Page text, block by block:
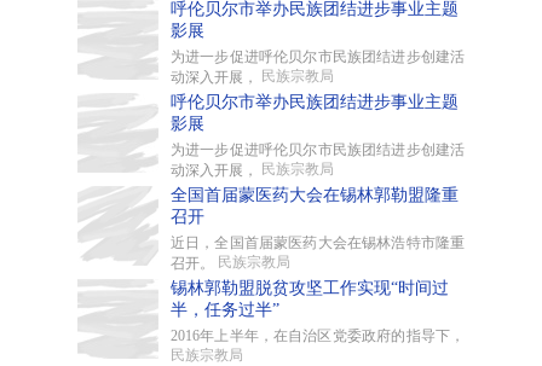
呼伦贝尔市举办民族团结进步事业主题
影展
为进一步促进呼伦贝尔市民族团结进步创建活
动深入开展，
民族宗教局
呼伦贝尔市举办民族团结进步事业主题
影展
为进一步促进呼伦贝尔市民族团结进步创建活
动深入开展，
民族宗教局
全国首届蒙医药大会在锡林郭勒盟隆重
召开
近日，全国首届蒙医药大会在锡林浩特市隆重
召开。
民族宗教局
锡林郭勒盟脱贫攻坚工作实现“时间过
半，任务过半”
2016年上半年，在自治区党委政府的指导下，
民族宗教局